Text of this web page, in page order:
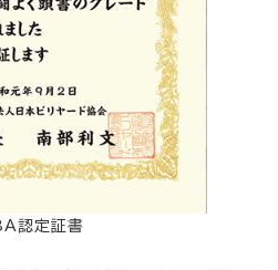
認定証書